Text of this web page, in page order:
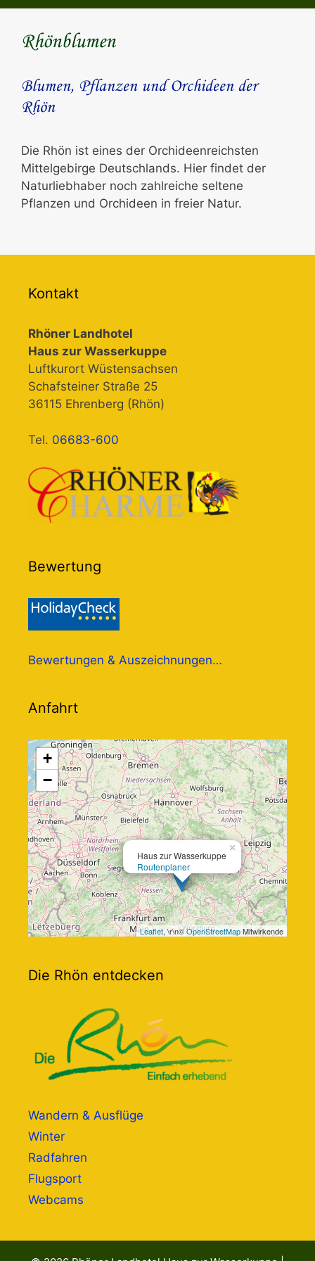
Rhönblumen
Blumen, Pflanzen und Orchideen der
Rhön
Die Rhön ist eines der Orchideenreichsten
Mittelgebirge Deutschlands. Hier findet der
Naturliebhaber noch zahlreiche seltene
Pflanzen und Orchideen in freier Natur.
Kontakt
Rhöner Landhotel
Haus zur Wasserkuppe
Luftkurort Wüstensachsen
Schafsteiner Straße 25
36115 Ehrenberg (Rhön)
Tel. 06683-600
Bewertung
Bewertungen & Auszeichnungen…
Anfahrt
Haus zur Wasserkuppe
Routenplaner
×
+
−
Leaflet, \r\n©OpenStreetMapMitwirkende
Die Rhön entdecken
Wandern & Ausflüge
Winter
Radfahren
Flugsport
Webcams